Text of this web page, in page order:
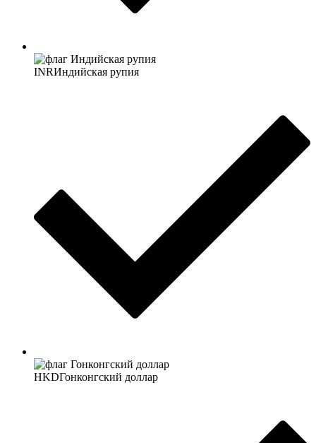
INRИндийская рупия
HKDГонконгский доллар